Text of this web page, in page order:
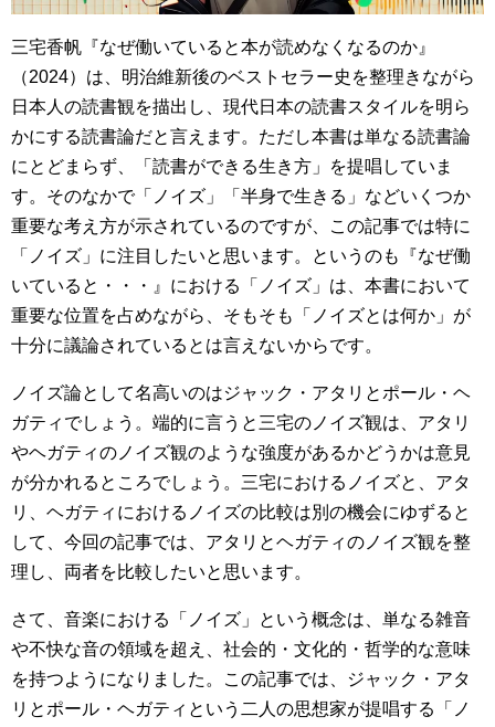
三宅香帆『なぜ働いていると本が読めなくなるのか』
（2024）は、明治維新後のベストセラー史を整理きながら
日本人の読書観を描出し、現代日本の読書スタイルを明ら
かにする読書論だと言えます。ただし本書は単なる読書論
にとどまらず、「読書ができる生き方」を提唱していま
す。そのなかで「ノイズ」「半身で生きる」などいくつか
重要な考え方が示されているのですが、この記事では特に
「ノイズ」に注目したいと思います。というのも『なぜ働
いていると・・・』における「ノイズ」は、本書において
重要な位置を占めながら、そもそも「ノイズとは何か」が
十分に議論されているとは言えないからです。
ノイズ論として名高いのはジャック・アタリとポール・ヘ
ガティでしょう。端的に言うと三宅のノイズ観は、アタリ
やヘガティのノイズ観のような強度があるかどうかは意見
が分かれるところでしょう。三宅におけるノイズと、アタ
リ、ヘガティにおけるノイズの比較は別の機会にゆずると
して、今回の記事では、アタリとヘガティのノイズ観を整
理し、両者を比較したいと思います。
さて、音楽における「ノイズ」という概念は、単なる雑音
や不快な音の領域を超え、社会的・文化的・哲学的な意味
を持つようになりました。この記事では、ジャック・アタ
リとポール・ヘガティという二人の思想家が提唱する「ノ